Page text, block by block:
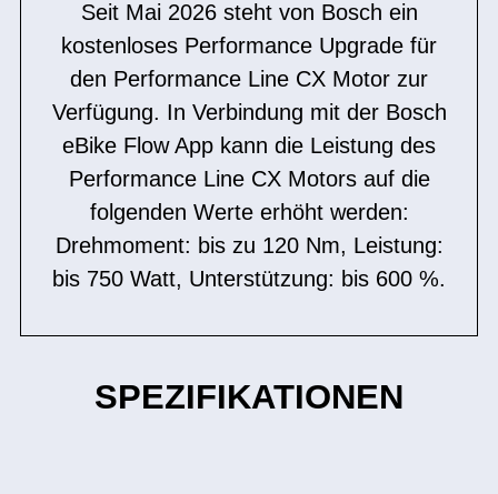
Seit Mai 2026 steht von Bosch ein
kostenloses Performance Upgrade für
den Performance Line CX Motor zur
Verfügung. In Verbindung mit der Bosch
eBike Flow App kann die Leistung des
Performance Line CX Motors auf die
folgenden Werte erhöht werden:
Drehmoment: bis zu 120 Nm, Leistung:
bis 750 Watt, Unterstützung: bis 600 %.
SPEZIFIKATIONEN